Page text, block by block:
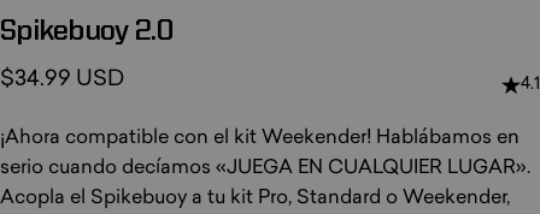
Spikebuoy 2.0
$34.99 USD 4.1
¡Ahora compatible con el kit Weekender! Hablábamos en
serio cuando decíamos «JUEGA EN CUALQUIER LUGAR».
Acopla el Spikebuoy a tu kit Pro, Standard o Weekender,